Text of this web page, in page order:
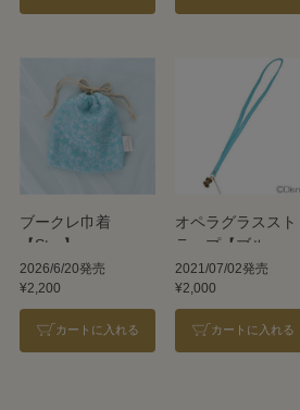
ブークレ巾着
【Star】
2026/6/20発売
¥2,200
カートに入れる
オペラグラススト
ラップ【ブルー】
／ディズニー
2021/07/02発売
¥2,000
カートに入れる